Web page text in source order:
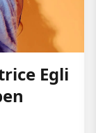
Egli